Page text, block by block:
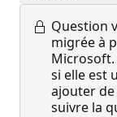
Question
migrée à
si elle est
ajouter
suivre la